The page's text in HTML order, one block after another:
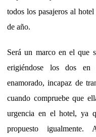
todos los pasajeros al
de año.
Será un marco en el que
erigiéndose los dos en
enamorado, incapaz de
cuando compruebe que
urgencia en el hotel, ya
propuesto